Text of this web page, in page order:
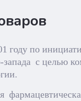
году по
запада с целью